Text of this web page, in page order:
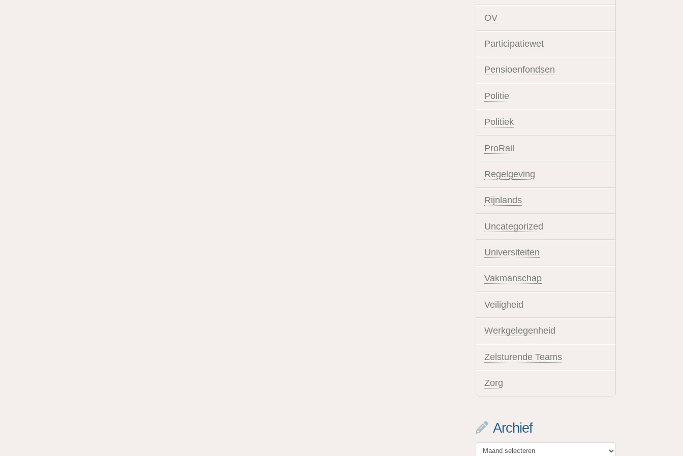
OV
Participatiewet
Pensioenfondsen
Politie
Politiek
ProRail
Regelgeving
Rijnlands
Uncategorized
Universiteiten
Vakmanschap
Veiligheid
Werkgelegenheid
Zelsturende Teams
Zorg
Archief
Archief